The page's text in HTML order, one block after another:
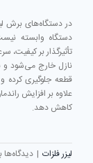
در دستگاه‌های برش
تأثیرگذار بر کیفیت،
نازل خارج می‌شود و
قطعه جلوگیری
علاوه بر افزایش
کاهش دهد.
لیزر فلزات | دیدگاه‌ها